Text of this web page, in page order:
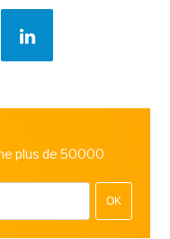
plus de 50000
OK